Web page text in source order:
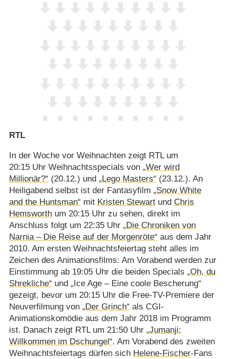
RTL
In der Woche vor Weihnachten zeigt RTL um
20:15 Uhr Weihnachtsspecials von „Wer wird
Millionär?“ (20.12.) und „Lego Masters“ (23.12.). An
Heiligabend selbst ist der Fantasyfilm „Snow White
and the Huntsman“ mit Kristen Stewartund Chris
Hemsworthum 20:15 Uhr zu sehen, direkt im
Anschluss folgt um 22:35 Uhr „Die Chroniken von
Narnia – Die Reise auf der Morgenröte“ aus dem Jahr
2010. Am ersten Weihnachtsfeiertag steht alles im
Zeichen des Animationsfilms: Am Vorabend werden zur
Einstimmung ab 19:05 Uhr die beiden Specials „Oh, du
Shrekliche“ und „Ice Age – Eine coole Bescherung“
gezeigt, bevor um 20:15 Uhr die Free-TV-Premiere der
Neuverfilmung von „Der Grinch“ als CGI-
Animationskomödie aus dem Jahr 2018 im Programm
ist. Danach zeigt RTL um 21:50 Uhr „Jumanji:
Willkommen im Dschungel“. Am Vorabend des zweiten
Weihnachtsfeiertags dürfen sich Helene-Fischer-Fans